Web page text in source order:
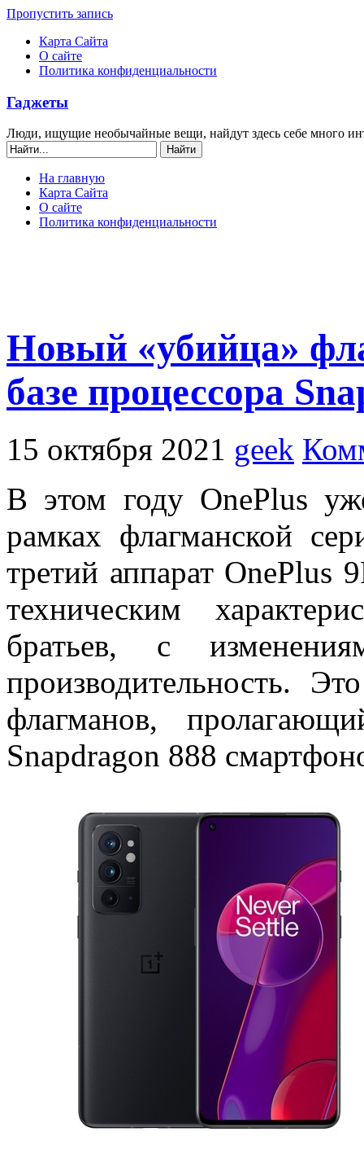
Пропустить запись
Карта Сайта
О сайте
Политика конфиденциальности
Гаджеты
Люди, ищущие необычайные вещи, найдут здесь себе много
На главную
Карта Сайта
О сайте
Политика конфиденциальности
Новый «убийца»
базе процессора
15 октября 2021 geek
В этом году OnePlus
рамках флагманской
третий аппарат OnePlus
техническим
братьев, с
производительность.
флагманов,
Snapdragon 888